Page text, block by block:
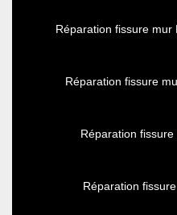
Réparation fissure mur
Réparation fissure
Réparation
Réparation